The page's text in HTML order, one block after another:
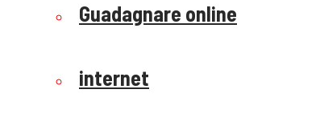
Guadagnare online
internet